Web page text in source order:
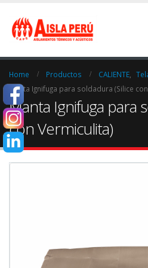
Home Productos CALIENTE
Manta Ignifuga para soldadura (Silice
Manta Ignifuga para
con Vermiculita)